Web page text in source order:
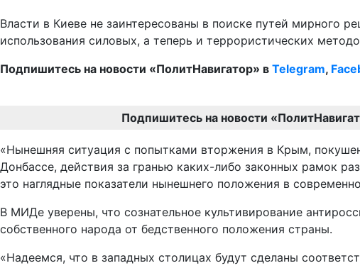
Власти в Киеве не заинтересованы в поиске путей
использования силовых, а теперь и террористических
Подпишитесь на новости «ПолитНавигатор» в Telegram,
Подпишитесь на новости
«Нынешняя ситуация с попытками вторжения в Крым,
Донбассе, действия за гранью каких-либо законных рамок
это наглядные показатели нынешнего положения в
В МИДе уверены, что сознательное культивирование
собственного народа от бедственного положения страны.
«Надеемся, что в западных столицах будут сделаны